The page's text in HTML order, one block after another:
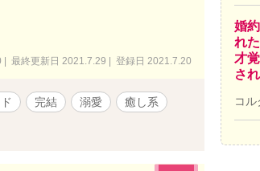
| 最終更新日 2021.7.29 | 登録日 2021.7.20
完結 溺愛
癒し系
婚
れ
才
さ
コル